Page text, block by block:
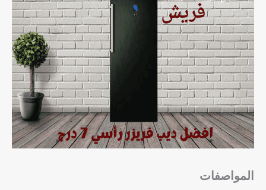
المواصفات